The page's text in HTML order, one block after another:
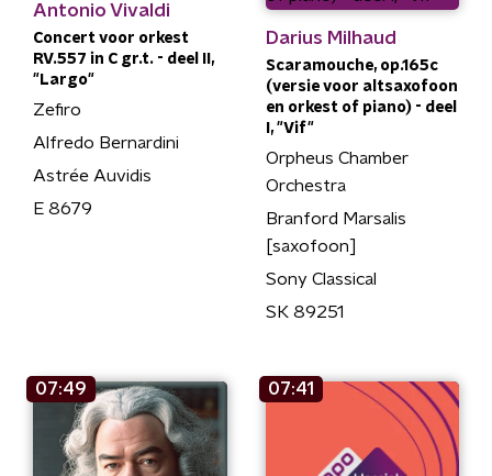
Antonio Vivaldi
Concert voor orkest
RV.557 in C gr.t. - deel II,
"Largo"
Zefiro
Alfredo Bernardini
Astrée Auvidis
E 8679
Darius Milhaud
Scaramouche, op.165c
(versie voor altsaxofoon
en orkest of piano) - deel
I, "Vif"
Orpheus Chamber
Orchestra
Branford Marsalis
[saxofoon]
Sony Classical
SK 89251
07:49 07:41